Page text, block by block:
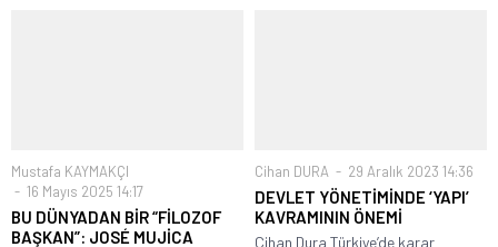
Mustafa KAYMAKÇI
16 Mayıs 2025 14:17
BU DÜNYADAN BİR “FİLOZOF
BAŞKAN”: JOSÉ MUJİCA
Cihan DURA 29 Aralık 2023 14:36
DEVLET YÖNETİMİNDE ‘YAPI’
KAVRAMININ ÖNEMİ
Cihan Dura Türkiye’de karar